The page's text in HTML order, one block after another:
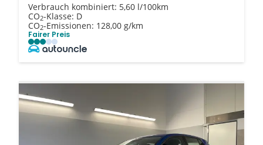
Verbrauch kombiniert: 5,60 l/100km
CO2-Klasse: D
CO2-Emissionen: 128,00 g/km
Fairer Preis